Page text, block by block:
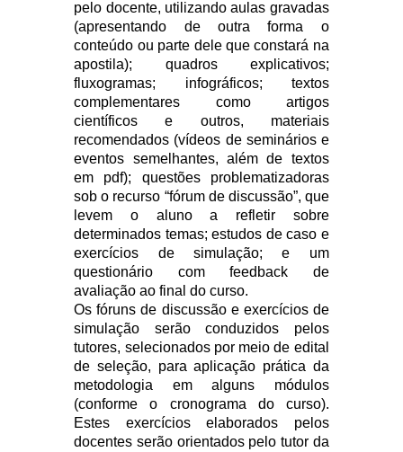
pelo docente, utilizando aulas gravadas
(apresentando de outra forma o
conteúdo ou parte dele que constará na
apostila); quadros explicativos;
fluxogramas; infográficos; textos
complementares como artigos
científicos e outros, materiais
recomendados (vídeos de seminários e
eventos semelhantes, além de textos
em pdf); questões problematizadoras
sob o recurso “fórum de discussão”, que
levem o aluno a refletir sobre
determinados temas; estudos de caso e
exercícios de simulação; e um
questionário com feedback de
avaliação ao final do curso.
Os fóruns de discussão e exercícios de
simulação serão conduzidos pelos
tutores, selecionados por meio de edital
de seleção, para aplicação prática da
metodologia em alguns módulos
(conforme o cronograma do curso).
Estes exercícios elaborados pelos
docentes serão orientados pelo tutor da